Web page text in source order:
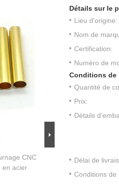
CNC
en acier
Détails sur le
Lieu d'origine:
Nom de
Certification:
Numéro de
Conditions de
Quantité de
Prix:
Détails
Délai de
Conditions de